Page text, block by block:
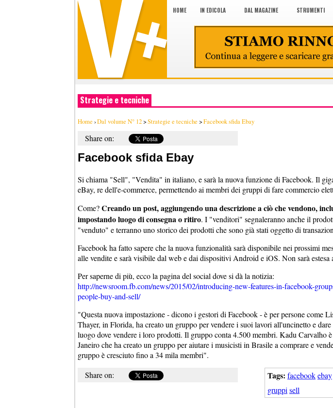
HOME IN EDICOLA DAL MAGAZINE STRUMENTI
Strategie e tecniche
Home ›Dal volume N° 12>Strategie e tecniche >Facebook sfida Ebay
Share on:
Facebook sfida Ebay
Si chiama "Sell", "Vendita" in italiano, e sarà la nuova funzione di Facebook. Il
eBay, re dell'e-commerce, permettendo ai membri dei gruppi di fare commercio
Come?Creando un post, aggiungendo una descrizione a ciò che vendono,
impostando luogo di consegna o ritiro. I "venditori" segnaleranno anche il
"venduto" e terranno uno storico dei prodotti che sono già stati oggetto di
Facebook ha fatto sapere che la nuova funzionalità sarà disponibile nei prossimi
alle vendite e sarà visibile dal web e dai dispositivi Android e iOS. Non sarà estesa
Per saperne di più, ecco la pagina del social dove si dà la notizia:
http://newsroom.fb.com/news/2015/02/introducing-new-features-in-facebook-
people-buy-and-sell/
"Questa nuova impostazione - dicono i gestori di Facebook - è per persone come
Thayer, in Florida, ha creato un gruppo per vendere i suoi lavori all'uncinetto e
luogo dove vendere i loro prodotti. Il gruppo conta 4.500 membri. Kadu Carvalho
Janeiro che ha creato un gruppo per aiutare i musicisti in Brasile a comprare e
gruppo è cresciuto fino a 34 mila membri".
Tags: facebookebay
gruppi sell
Share on: